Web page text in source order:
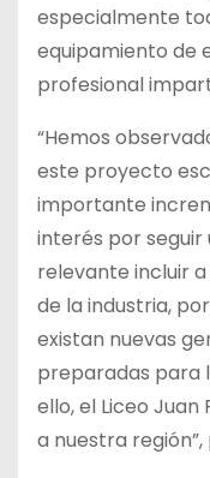
especialmente
equipamiento de
profesional
“Hemos
este proyecto
importante
interés por seguir
relevante incluir
de la industria,
existan nuevas
preparadas para
ello, el Liceo
a nuestra